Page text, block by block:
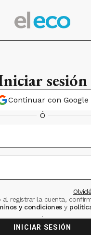
sesión
Continuar con Google
Ó
al registrar la cuenta,
y condiciones y
.
INICIAR SESIÓN